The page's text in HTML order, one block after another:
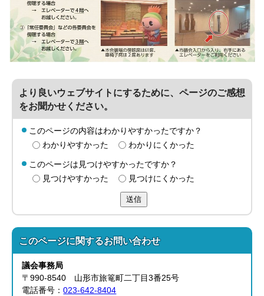
より良いウェブサイトにするために、ページのご感想
をお聞かせください。
このページの内容はわかりやすかったですか？
わかりやすかった
わかりにくかった
このページは見つけやすかったですか？
見つけやすかった
見つけにくかった
送信
このページに関するお問い合わせ
議会事務局
〒990-8540 山形市旅篭町二丁目3番25号
電話番号：023-642-8404